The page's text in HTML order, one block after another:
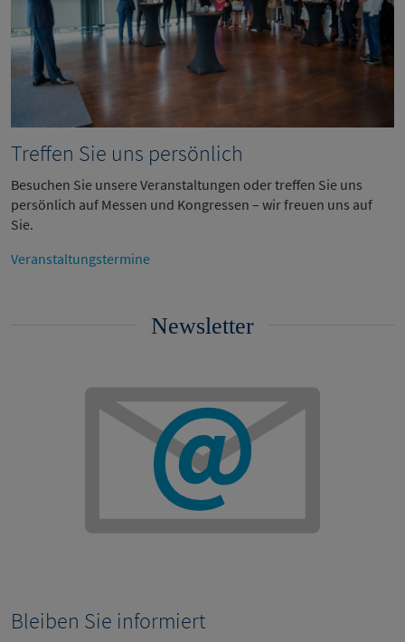
Treffen Sie uns persönlich
Besuchen Sie unsere Veranstaltungen oder treffen Sie uns
persönlich auf Messen und Kongressen – wir freuen uns auf
Sie.
Veranstaltungstermine
Newsletter
Bleiben Sie informiert